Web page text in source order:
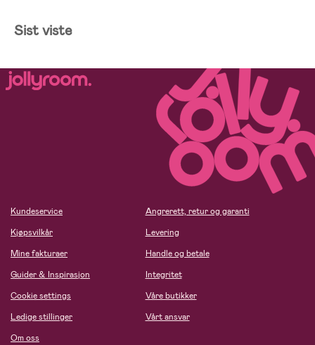
Sist viste
Kundeservice
Kjøpsvilkår
Mine fakturaer
Guider & Inspirasjon
Cookie settings
Ledige stillinger
Om oss
Angrerett, retur og garanti
Levering
Handle og betale
Integritet
Våre butikker
Vårt ansvar